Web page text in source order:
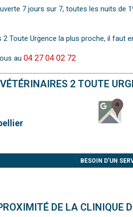
7 jours sur 7, toutes les nuits de
Toute Urgence la plus proche, il faut
au 04 27 04 02 72
2 TOUTE
BESOIN D’UN
DE LA CLINIQUE